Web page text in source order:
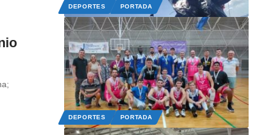
DEPORTES PORTADA
DEPORTES PORTADA